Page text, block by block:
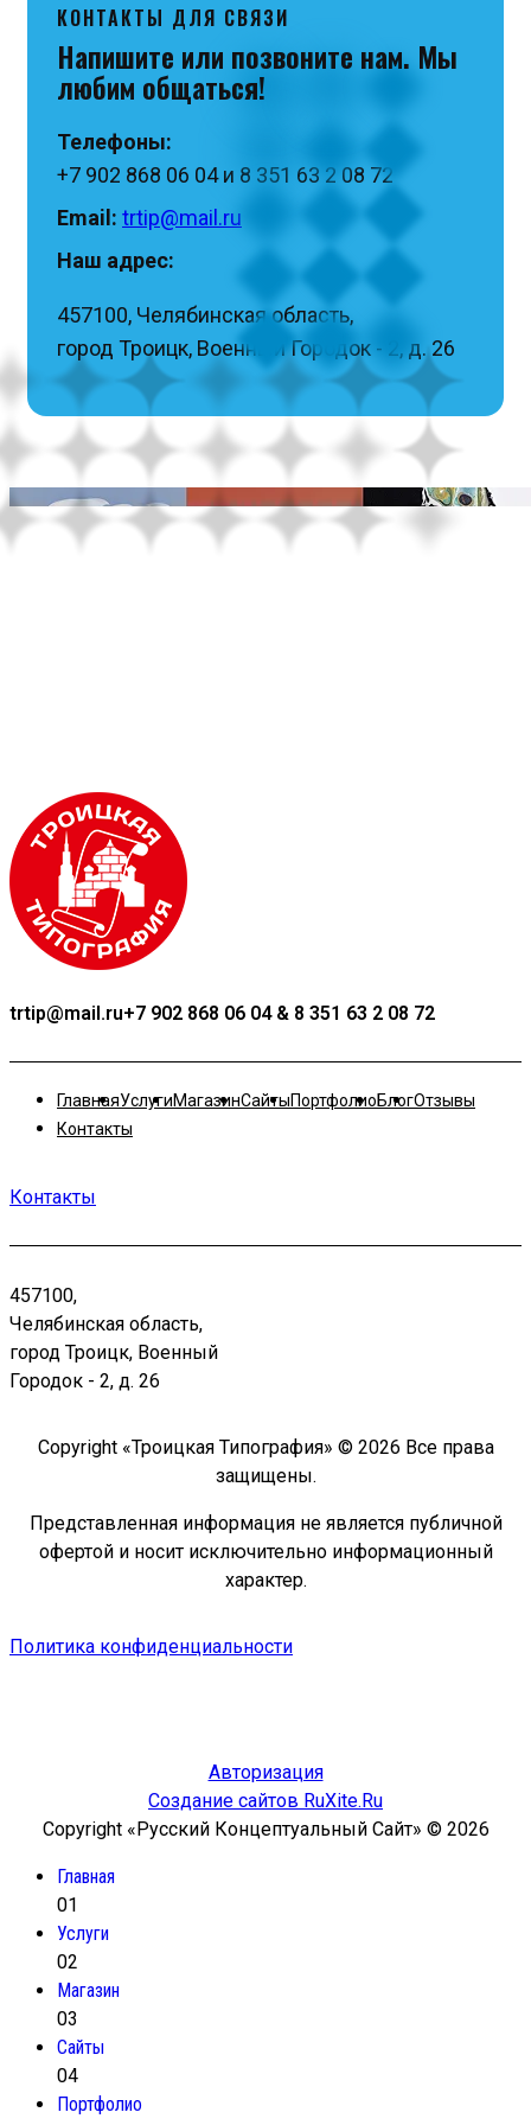
КОНТАКТЫ ДЛЯ СВЯЗИ
Напишите или позвоните нам. Мы
любим общаться!
Телефоны:
+7 902 868 06 04 и 8 351 63 2 08 72
Email: trtip@mail.ru
Наш адрес:
457100, Челябинская область,
город Троицк, Военный Городок - 2, д. 26
trtip@mail.ru+7 902 868 06 04 & 8 351 63 2 08 72
ГлавнаяУслугиМагазинСайтыПортфолиоБлогОтзывы
Контакты
Контакты
457100,
Челябинская область,
город Троицк, Военный
Городок - 2, д. 26
Copyright «Троицкая Типография» © 2026 Все права
защищены.
Представленная информация не является публичной
офертой и носит исключительно информационный
характер.
Политика конфиденциальности
Авторизация
Создание сайтов RuXite.Ru
Copyright «Русский Концептуальный Сайт» © 2026
Главная
01
Услуги
02
Магазин
03
Сайты
04
Портфолио